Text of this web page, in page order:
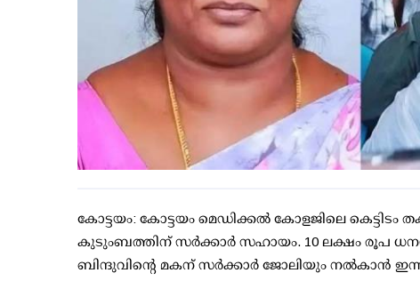
കോട്ടയം: കോട്ടയം മെഡിക്കല്‍ കോളജിലെ
കുടുംബത്തിന് സര്‍ക്കാര്‍ സഹായം. 10 ലക്ഷം രൂപ
ബിന്ദുവിന്റെ മകന് സര്‍ക്കാര്‍ ജോലിയും നല്‍കാന്‍ ഇന്ന്